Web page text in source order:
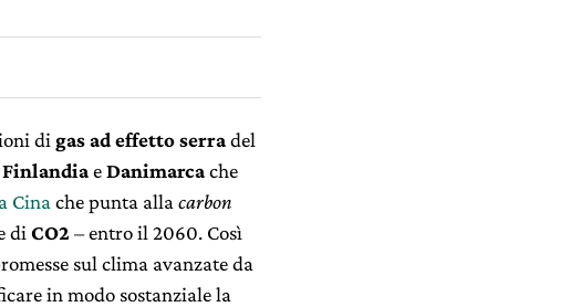
di gas ad effetto serradel
FinlandiaeDanimarcache
Cina che punta alla carbon
di CO2 – entro il 2060. Così
sul clima avanzate da
in modo sostanziale la